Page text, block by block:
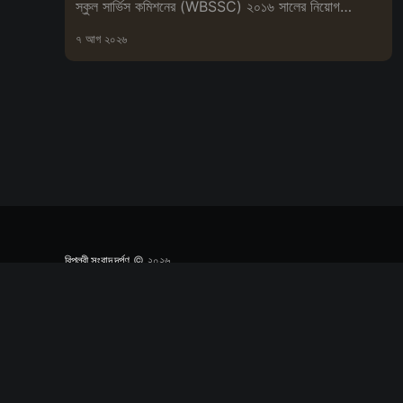
স্কুল সার্ভিস কমিশনের (WBSSC) ২০১৬ সালের নিয়োগ
৭ আগ ২০২৬
বিপ্লবী সংবাদ দর্পণ© ২০২৬